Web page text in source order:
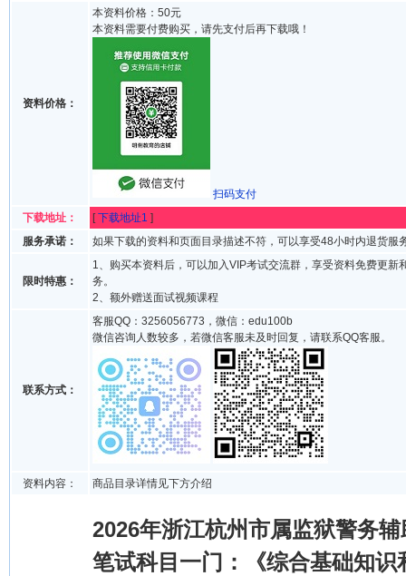
资料价格：
本资料价格：50元
本资料需要付费购买，请先支付后再下载哦！
扫码支付
下载地址：
[下载地址1 ]
服务承诺：
如果下载的资料和页面目录描述不符，可以享受48小时内退货服
限时特惠：
1、购买本资料后，可以加入VIP考试交流群，享受资料免费更新
务。
2、额外赠送面试视频课程
联系方式：
客服QQ：3256056773，微信：edu100b
微信咨询人数较多，若微信客服未及时回复，请联系QQ客服。
资料内容： 商品目录详情见下方介绍
2026年浙江杭州市属监狱警务
笔试科目一门：《综合基础知